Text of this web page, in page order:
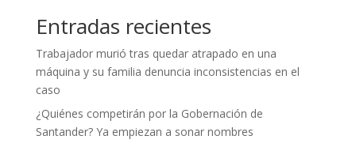
Entradas recientes
Trabajador murió tras quedar atrapado en una
máquina y su familia denuncia inconsistencias en el
caso
¿Quiénes competirán por la Gobernación de
Santander? Ya empiezan a sonar nombres